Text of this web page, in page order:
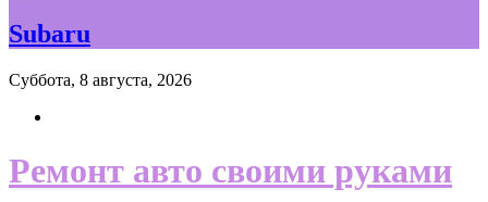
Subaru
Суббота, 8 августа, 2026
Ремонт авто своими руками